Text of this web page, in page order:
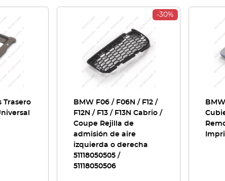
Trasero
-30%
BMW F06 / F06N / F12 /
F12N / F13 / F13N Cabrio /
Coupe Rejilla de
admisión de aire
izquierda o derecha
51118050505 /
51118050506